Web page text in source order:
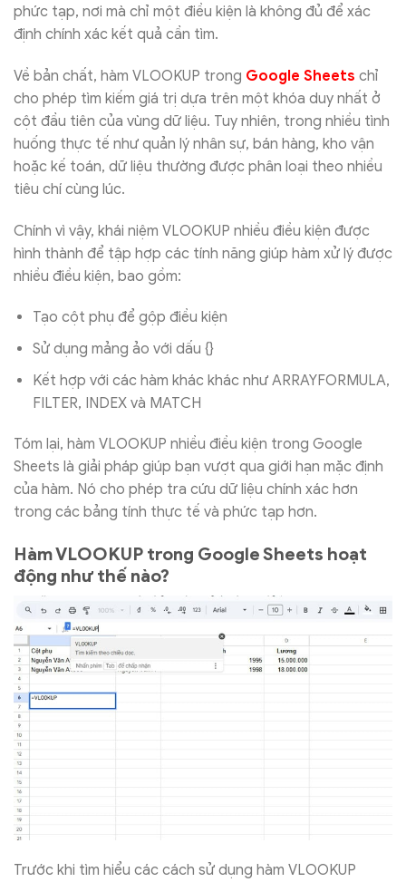
phức tạp, nơi mà chỉ một điều kiện là không đủ để xác
định chính xác kết quả cần tìm.
Về bản chất, hàm VLOOKUP trong Google Sheets chỉ
cho phép tìm kiếm giá trị dựa trên một khóa duy nhất ở
cột đầu tiên của vùng dữ liệu. Tuy nhiên, trong nhiều tình
huống thực tế như quản lý nhân sự, bán hàng, kho vận
hoặc kế toán, dữ liệu thường được phân loại theo nhiều
tiêu chí cùng lúc.
Chính vì vậy, khái niệm VLOOKUP nhiều điều kiện được
hình thành để tập hợp các tính năng giúp hàm xử lý được
nhiều điều kiện, bao gồm:
Tạo cột phụ để gộp điều kiện
Sử dụng mảng ảo với dấu {}
Kết hợp với các hàm khác khác như ARRAYFORMULA,
FILTER, INDEX và MATCH
Tóm lại, hàm VLOOKUP nhiều điều kiện trong Google
Sheets là giải pháp giúp bạn vượt qua giới hạn mặc định
của hàm. Nó cho phép tra cứu dữ liệu chính xác hơn
trong các bảng tính thực tế và phức tạp hơn.
Hàm VLOOKUP trong Google Sheets hoạt
động như thế nào?
Trước khi tìm hiểu các cách sử dụng hàm VLOOKUP